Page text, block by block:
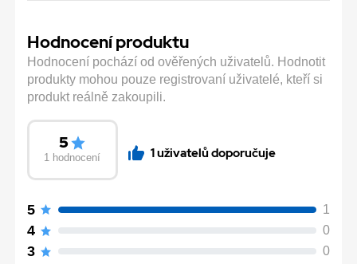
Hodnocení produktu
Hodnocení pochází od ověřených uživatelů. Hodnotit
produkty mohou pouze registrovaní uživatelé, kteří si
produkt reálně zakoupili.
5
1 hodnocení 1 uživatelů doporučuje
5 1
4 0
3 0